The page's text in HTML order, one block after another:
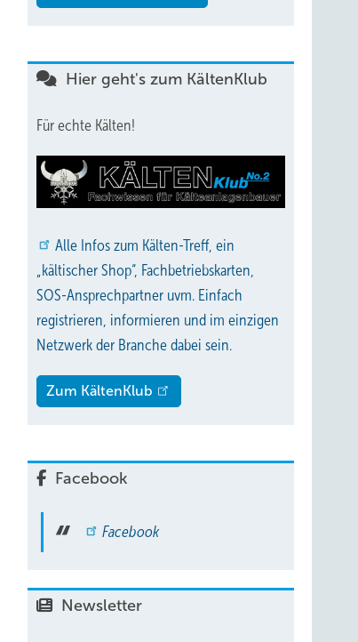
Hier geht's zum KältenKlub
Für echte Kälten!
Alle Infos zum Kälten-Treff, ein
„kältischer Shop“, Fachbetriebskarten,
SOS-Ansprechpartner uvm. Einfach
registrieren, informieren und im einzigen
Netzwerk der Branche dabei sein.
Zum KältenKlub
Facebook
Facebook
Newsletter